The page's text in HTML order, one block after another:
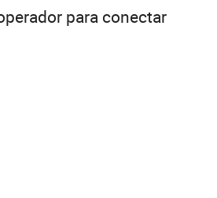
para conectar